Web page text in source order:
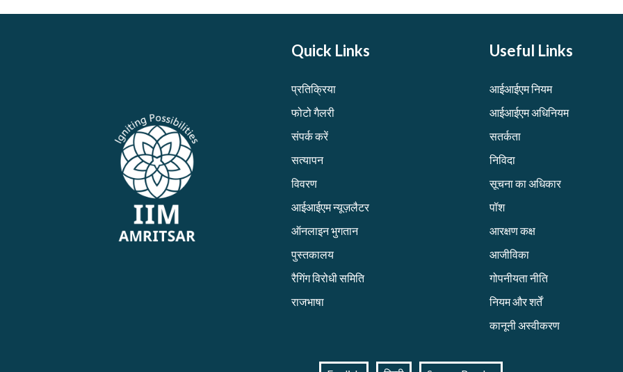
Quick Links
प्रतिक्रिया
फोटो गैलरी
संपर्क करें
सत्यापन
विवरण
आईआईएम न्यूज़लैटर
ऑनलाइन भुगतान
पुस्तकालय
रैगिंग विरोधी समिति
राजभाषा
Useful Links
आईआईएम नियम
आईआईएम अधिनियम
सतर्कता
निविदा
सूचना का अधिकार
पॉश
आरक्षण कक्ष
आजीविका
गोपनीयता नीति
नियम और शर्तें
कानूनी अस्वीकरण